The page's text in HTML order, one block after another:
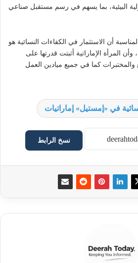
البيئية، بما يسهم في رسم مستقبل صناعي
أن الاستثمار في الكفاءات النسائية هو
المرأة الإماراتية أثبتت قدرتها على
والمختبرات كما في جميع ميادين العمل
نسخ الرابط